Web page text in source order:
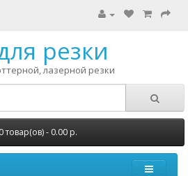
резки
лазерной резки
0 товар(ов) - 0.00 р.